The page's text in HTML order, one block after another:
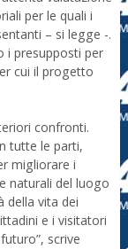
per le quali i
– si legge -.
i presupposti per
cui il progetto
confronti.
tutte le parti,
migliorare i
naturali del luogo
della vita dei
e i visitatori
scrive